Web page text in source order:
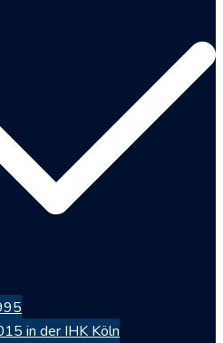
in der IHK Köln